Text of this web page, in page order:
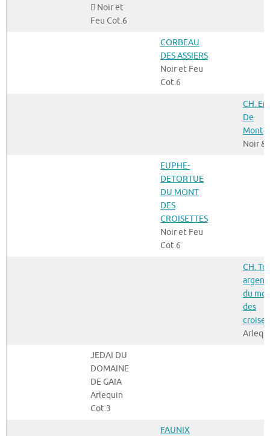
 Noir et
Feu Cot.6
CORBEAU
DES ASSIERS
Noir et Feu
Cot.6
CH.
De
Noir &
EUPHE-
DETORTUE
DU MONT
DES
CROISETTES
Noir et Feu
Cot.6
CH.
du
des
JEDAI DU
DOMAINE
DE GAIA
Arlequin
Cot.3
FAUNIX